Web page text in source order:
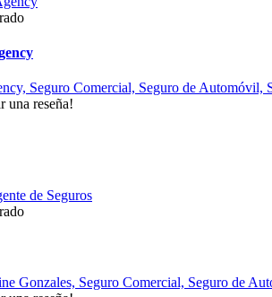
Seguro Comercial, Seguro de Automóvil,
una reseña!
Gonzales, Seguro Comercial, Seguro de